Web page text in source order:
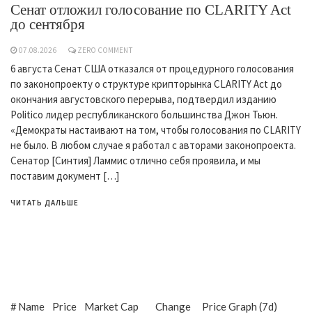
Сенат отложил голосование по CLARITY Act
до сентября
07.08.2026 ZERO COMMENT
6 августа Сенат США отказался от процедурного голосования
по законопроекту о структуре крипторынка CLARITY Act до
окончания августовского перерыва, подтвердил изданию
Politico лидер республиканского большинства Джон Тьюн.
«Демократы настаивают на том, чтобы голосования по CLARITY
не было. В любом случае я работал с авторами законопроекта.
Сенатор [Синтия] Ламмис отлично себя проявила, и мы
поставим документ […]
ЧИТАТЬ ДАЛЬШЕ
#Name Price Market Cap Change Price Graph (7d)